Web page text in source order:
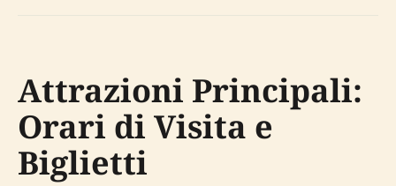
Attrazioni Principali:
Orari di Visita e
Biglietti